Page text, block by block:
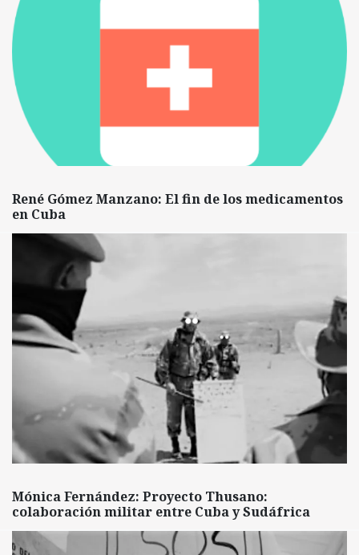
René Gómez Manzano: El fin de los medicamentos
en Cuba
Mónica Fernández: Proyecto Thusano:
colaboración militar entre Cuba y Sudáfrica